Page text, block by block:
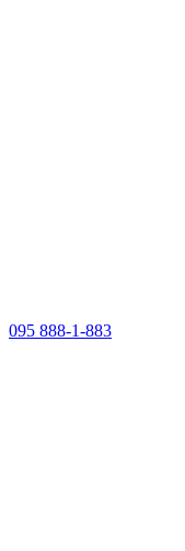
095 888-1-883